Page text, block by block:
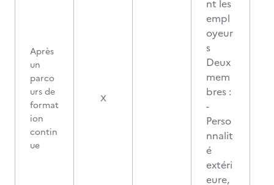
Après
un
parco
urs de
format
ion
contin
ue
X
nt les
empl
oyeur
s
Deux
mem
bres :
-
Perso
nnalit
é
extéri
eure,